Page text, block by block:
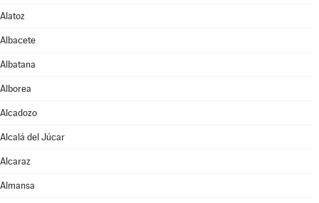
Alatoz
Albacete
Albatana
Alborea
Alcadozo
Alcalá del Júcar
Alcaraz
Almansa